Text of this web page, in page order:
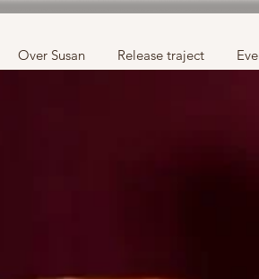
Over Susan Release traject